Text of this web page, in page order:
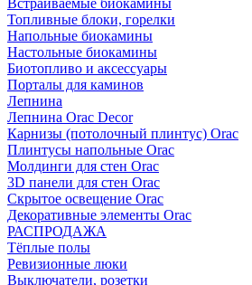
Встраиваемые биокамины
Топливные блоки, горелки
Напольные биокамины
Настольные биокамины
Биотопливо и аксессуары
Порталы для каминов
Лепнина
Лепнина Orac Decor
Карнизы (потолочный плинтус) Orac
Плинтусы напольные Orac
Молдинги для стен Orac
3D панели для стен Orac
Скрытое освещение Orac
Декоративные элементы Orac
РАСПРОДАЖА
Тёплые полы
Ревизионные люки
Выключатели, розетки